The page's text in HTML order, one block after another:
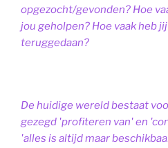
opgezocht/gevonden? Hoe
jou geholpen? Hoe vaak heb
teruggedaan?
De huidige wereld bestaat
gezegd 'profiteren van' en
'alles is altijd maar